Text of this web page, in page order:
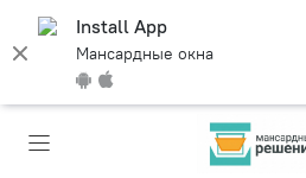
Install App
Мансардные окна